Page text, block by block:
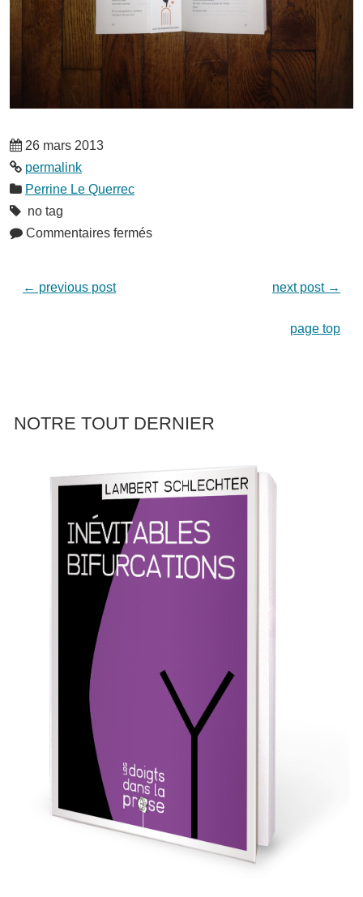
26 mars 2013
permalink
Perrine Le Querrec
no tag
Commentaires fermés
← previous post next post →
page top
NOTRE TOUT DERNIER